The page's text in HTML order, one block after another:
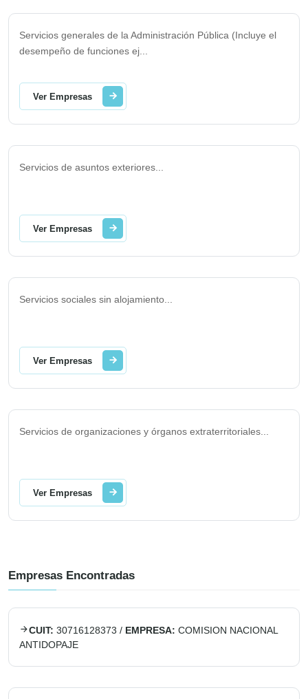
Servicios generales de la Administración Pública (Incluye el
desempeño de funciones ej
Ver Empresas
Servicios de asuntos exteriores
Ver Empresas
Servicios sociales sin alojamiento
Ver Empresas
Servicios de organizaciones y órganos extraterritoriales
Ver Empresas
Empresas Encontradas
CUIT: 30716128373 / EMPRESA: COMISION NACIONAL
ANTIDOPAJE